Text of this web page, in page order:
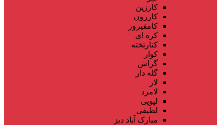
کارزین
کازرون
کامفیروز
کره ای
کنارتخته
کوار
گراش
گله دار
لار
لامرد
لپویی
لطیفی
مبارک آباد دیز